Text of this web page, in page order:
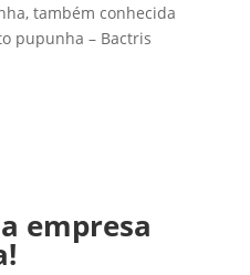
também conhecida
pupunha – Bactris
empresa